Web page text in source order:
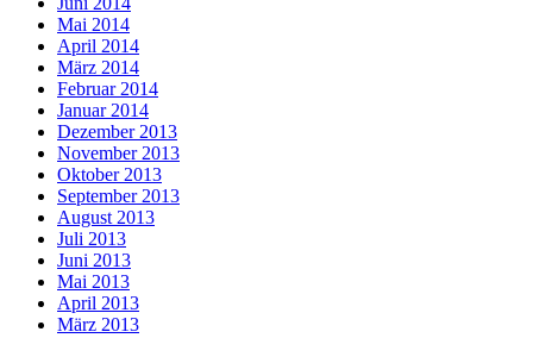
Mai 2014
April 2014
März 2014
Februar 2014
Januar 2014
Dezember 2013
November 2013
Oktober 2013
September 2013
August 2013
Juli 2013
Juni 2013
Mai 2013
April 2013
März 2013